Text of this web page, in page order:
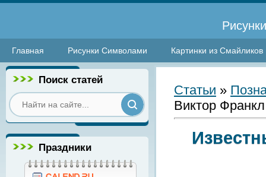
Главная Рисунки Символами Картинки из Смайликов
Поиск статей
Праздники
Статьи »
Виктор Франкл